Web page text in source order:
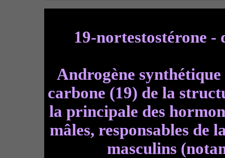
19-nortestostérone
Androgène
carbone (19) de la
la principale des
mâles, responsables de
masculins